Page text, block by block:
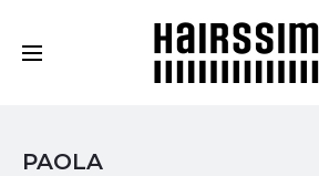
PAOLA